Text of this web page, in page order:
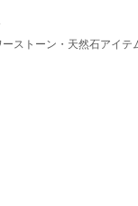
ストーン・天然石アイテ